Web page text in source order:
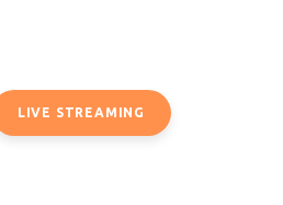
LIVE STREAMING